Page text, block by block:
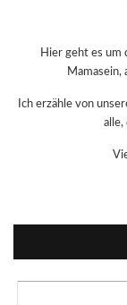
Hier geht es um
Mamasein,
Ich erzähle von
alle,